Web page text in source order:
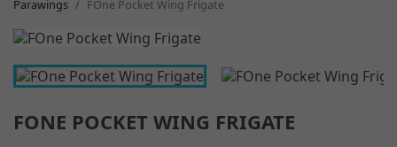
Parawings
FOne Pocket Wing Frigate
FONE POCKET WING FRIGATE